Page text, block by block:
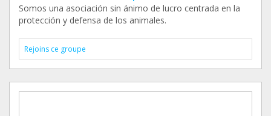
Somos una asociación sin ánimo de lucro centrada en la
protección y defensa de los animales.
Rejoins ce groupe